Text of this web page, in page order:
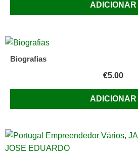
ADICIONAR
Biografias
€5.00
ADICIONAR